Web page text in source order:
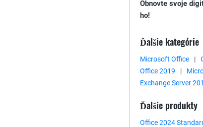
Obnovte svoje
ho!
Ďalšie kategórie
Microsoft Office |
Office 2019
|
Exchange Server
Ďalšie produkty
Office 2024